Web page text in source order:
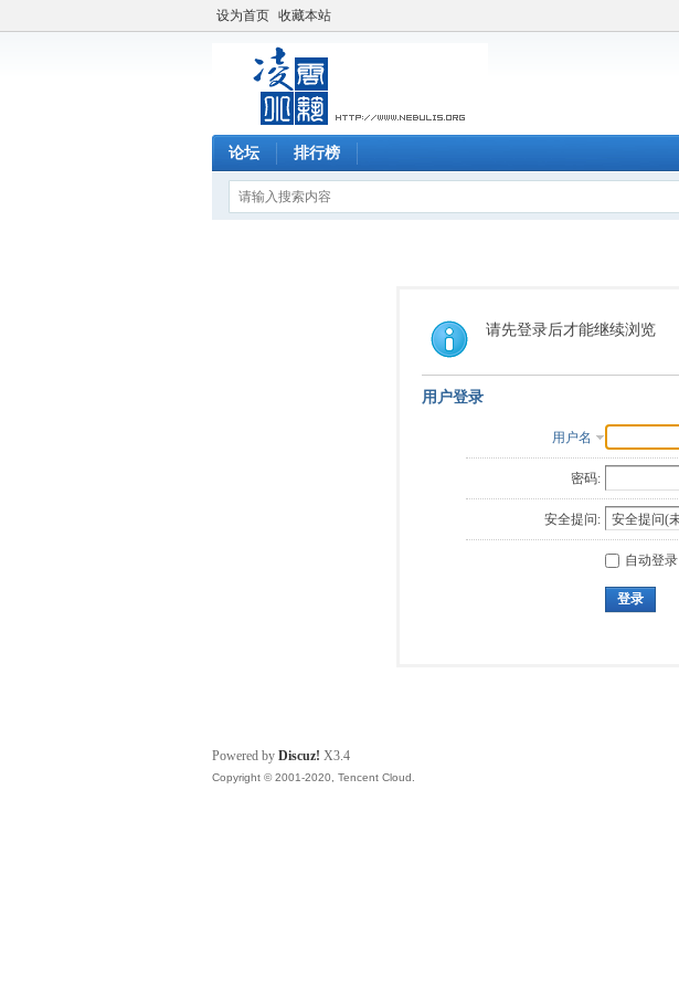
设为首页 收藏本站
论坛 排行榜
请先登录后才能继续浏览
用户登录
用户名
密码:
安全提问:
自动登录
登录
Powered by Discuz! X3.4
Copyright © 2001-2020, Tencent Cloud.